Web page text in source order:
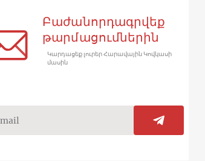
Բաժանորդագրվեք
թարմացումներին
Կարդացեք լուրեր Հարավային Կովկասի
մասին